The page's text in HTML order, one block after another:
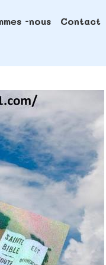
-nous Contact